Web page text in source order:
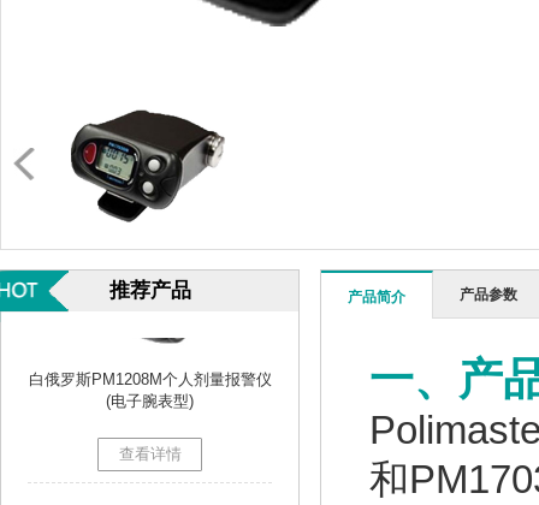
推荐产品
(电子腕表型)
查看详情
产品简介 产品参数
一、产
和